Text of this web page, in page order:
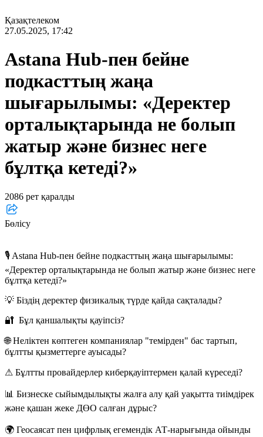
Қазақтелеком
27.05.2025, 17:42
Astana Hub-пен бейне
подкасттың жаңа
шығарылымы: «Деректер
орталықтарында не болып
жатыр және бизнес неге
бұлтқа кетеді?»
2086 рет қаралды
Бөлісу
🎙 Astana Hub-пен бейне подкасттың жаңа шығарылымы:
«Деректер орталықтарында не болып жатыр және бизнес неге
бұлтқа кетеді?»
💡 Біздің деректер физикалық түрде қайда сақталады?
🔐 Бұл қаншалықты қауіпсіз?
🌐 Неліктен көптеген компаниялар "темірден" бас тартып,
бұлтты қызметтерге ауысады?
⚠ Бұлтты провайдерлер киберқауіптермен қалай күреседі?
📊 Бизнеске сыйымдылықты жалға алу қай уақытта тиімдірек
және қашан жеке ДӨО салған дұрыс?
🌍 Геосаясат пен цифрлық егемендік АТ-нарығында ойынды